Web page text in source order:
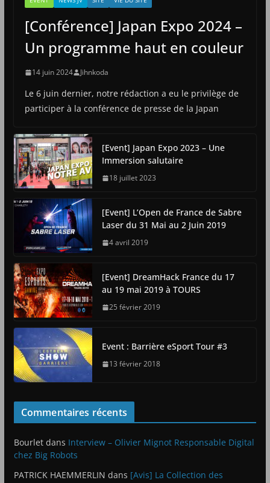
[Conférence] Japan Expo 2024 –
Un programme haut en couleur
14 juin 2024 Jihnkoda
Le 6 juin dernier, notre rédaction a eu le privilège de
participer à la conférence de presse de la Japan
[Event] Japan Expo 2023 – Une
Immersion salutaire
18 juillet 2023
[Event] L’Open de France de Sabre
Laser du 31 Mai au 2 Juin 2019
4 avril 2019
[Event] DreamHack France du 17
au 19 mai 2019 à TOURS
25 février 2019
Event : Barrière eSport Tour #3
13 février 2018
Commentaires récents
Bourletdans Interview – Olivier Mignot Responsable Digital
chez Big Robots
PATRICK HAEMMERLIN dans [Avis] La Collection des